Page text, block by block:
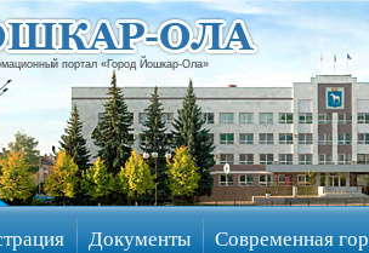
портал «Город Йошкар-Ола»
Документы Современная